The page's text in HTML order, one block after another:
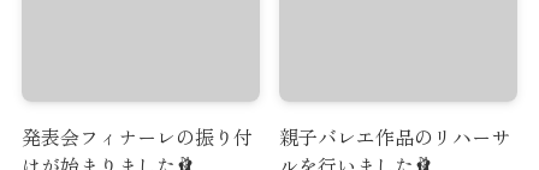
発表会フィナーレの振り付
親子バレエ作品のリハーサ